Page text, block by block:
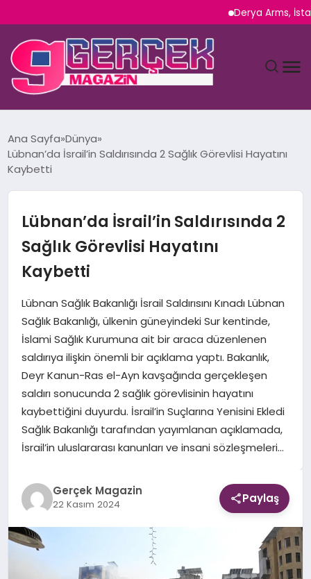
Derya Arms,
YAŞAM
SAĞLIK
SIYASET
EKONOMI
DÜNYA
Ana Sayfa Dünya
Lübnan’da İsrail’in Saldırısında 2 Sağlık Görevlisi Hayatını
Kaybetti
Lübnan’da İsrail’in Saldırısında 2
Sağlık Görevlisi Hayatını
Kaybetti
Lübnan Sağlık Bakanlığı İsrail Saldırısını Kınadı Lübnan
Sağlık Bakanlığı, ülkenin güneyindeki Sur kentinde,
İslami Sağlık Kurumuna ait bir araca düzenlenen
saldırıya ilişkin önemli bir açıklama yaptı. Bakanlık,
Deyr Kanun-Ras el-Ayn kavşağında gerçekleşen
saldırı sonucunda 2 sağlık görevlisinin hayatını
kaybettiğini duyurdu. İsrail’in Suçlarına Yenisini Ekledi
Sağlık Bakanlığı tarafından yayımlanan açıklamada,
İsrail’in uluslararası kanunları ve insani sözleşmeleri…
Gerçek Magazin
22 Kasım 2024 Paylaş